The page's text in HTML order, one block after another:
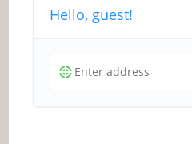
Hello, guest!